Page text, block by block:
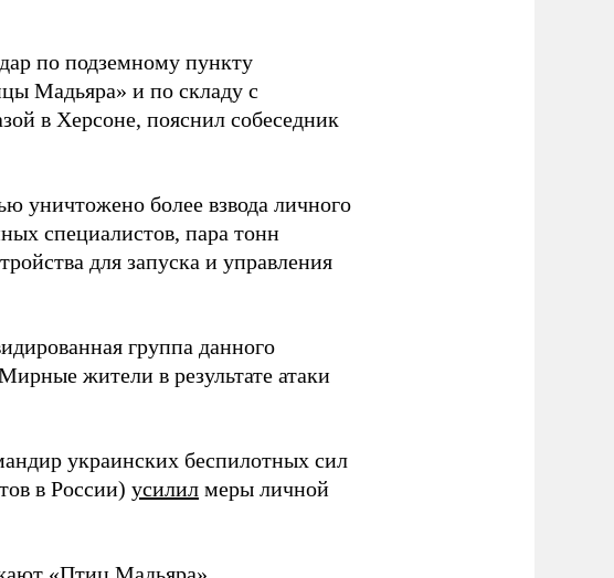
по подземному пункту
Мадьяра» и по складу с
в Херсоне, пояснил собеседник
уничтожено более взвода личного
специалистов, пара тонн
для запуска и управления
группа данного
жители в результате атаки
украинских беспилотных сил
в России) усилил меры личной